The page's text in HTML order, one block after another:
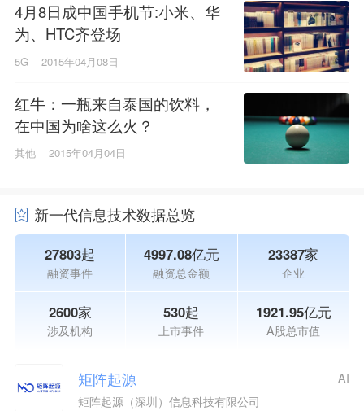
4月8日成中国手机节:小米、华
为、HTC齐登场
5G 2015年04月08日
红牛：一瓶来自泰国的饮料，
在中国为啥这么火？
其他 2015年04月04日
新一代信息技术数据总览
27803起
融资事件
4997.08亿元
融资总金额
23387家
企业
2600家
涉及机构
530起
上市事件
1921.95亿元
A股总市值
矩阵起源
矩阵起源（深圳）信息科技有限公司
AI